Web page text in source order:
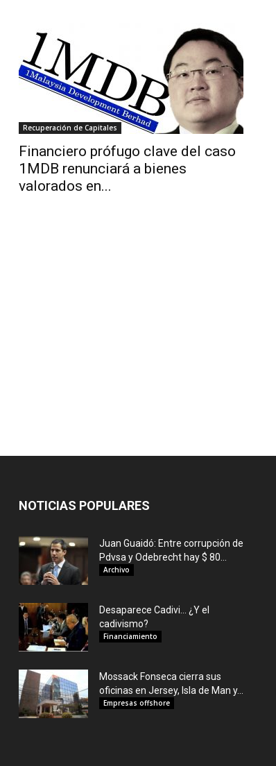
Recuperación de Capitales
Financiero prófugo clave del caso
1MDB renunciará a bienes
valorados en...
NOTICIAS POPULARES
Juan Guaidó: Entre corrupción de
Pdvsa y Odebrecht hay $ 80...
Archivo
Desaparece Cadivi… ¿Y el
cadivismo?
Financiamiento
Mossack Fonseca cierra sus
oficinas en Jersey, Isla de Man y...
Empresas offshore